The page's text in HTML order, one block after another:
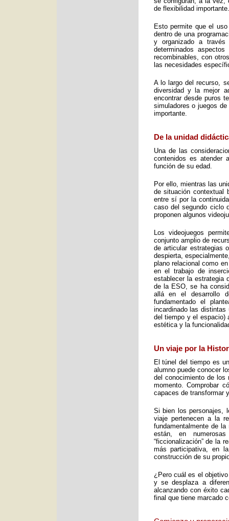
de flexibilidad importante.
Esto permite que el
dentro de una
y organizado a
determinados
recombinables, con
las necesidades
A lo largo del recurso,
diversidad y la mejor
encontrar desde puros
simuladores o juegos
importante.
De la unidad
Una de las
contenidos es atender
función de su edad.
Por ello, mientras las
de situación contextual
entre sí por la
caso del segundo ciclo
proponen algunos
Los videojuegos
conjunto amplio de
de articular estrategias
despierta,
plano relacional como
en el trabajo de
establecer la estrategia
de la ESO, se ha
allá en el desarrollo
fundamentado el
incardinado las
del tiempo y el espacio)
estética y la
Un viaje por la
El túnel del tiempo es
alumno puede conocer
del conocimiento de
momento. Comprobar
capaces de transformar
Si bien los personajes,
viaje pertenecen a la
fundamentalmente de
están, en
“ficcionalización” de la
más participativa, en
construcción de su
¿Pero cuál es el
y se desplaza a
alcanzando con éxito
final que tiene marcado